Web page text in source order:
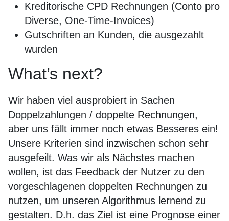
Kreditorische CPD Rechnungen (Conto pro
Diverse, One-Time-Invoices)
Gutschriften an Kunden, die ausgezahlt
wurden
What’s next?
Wir haben viel ausprobiert in Sachen
Doppelzahlungen / doppelte Rechnungen,
aber uns fällt immer noch etwas Besseres ein!
Unsere Kriterien sind inzwischen schon sehr
ausgefeilt. Was wir als Nächstes machen
wollen, ist das Feedback der Nutzer zu den
vorgeschlagenen doppelten Rechnungen zu
nutzen, um unseren Algorithmus lernend zu
gestalten. D.h. das Ziel ist eine Prognose einer